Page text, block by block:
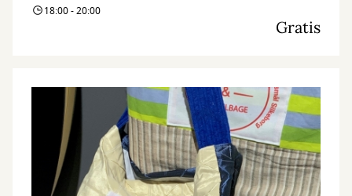
18:00 - 20:00
Gratis